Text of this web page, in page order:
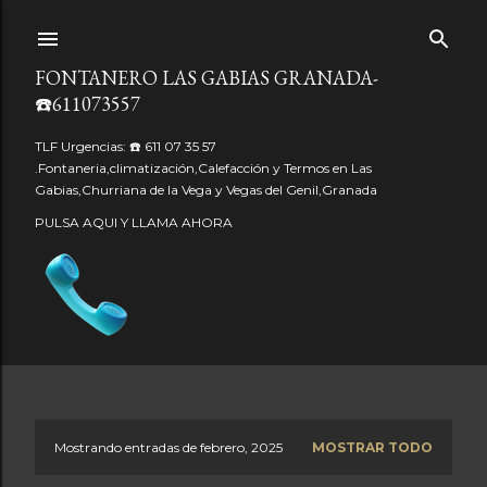
FONTANERO LAS GABIAS GRANADA-
☎️611073557
TLF Urgencias: ☎️ 611 07 35 57
.Fontaneria,climatización,Calefacción y Termos en Las
Gabias,Churriana de la Vega y Vegas del Genil,Granada
PULSA AQUI Y LLAMA AHORA
Mostrando entradas de febrero, 2025 MOSTRAR TODO